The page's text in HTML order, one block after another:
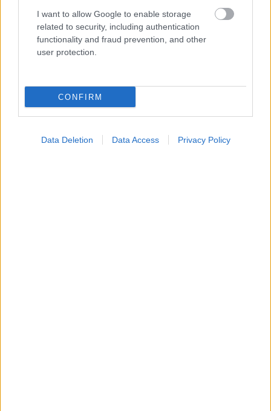
I want to allow Google to enable storage
related to security, including authentication
functionality and fraud prevention, and other
user protection.
CONFIRM
Data Deletion Data Access Privacy Policy